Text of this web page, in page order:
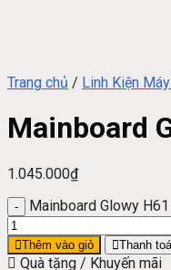
Trang chủ / Linh Kiện
Mainboard
1.045.000₫
Mainboard Glowy
Thêm vào giỏ Thanh
Quà tặng / Khuyến mãi